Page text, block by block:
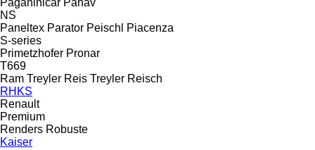
NS
Paneltex Parator Peischl
Piacenza
S-series
Primetzhofer Pronar
T669
Ram Treyler Reis Treyler Reisch
RHKS
Renault
Premium
Renders Robuste
Kaiser